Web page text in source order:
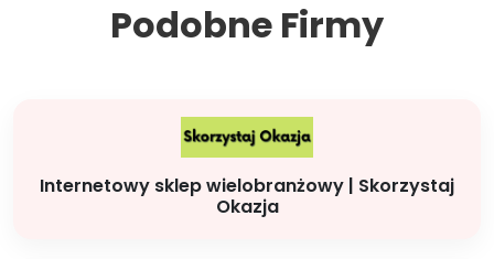
Podobne Firmy
Internetowy sklep wielobranżowy | Skorzystaj
Okazja